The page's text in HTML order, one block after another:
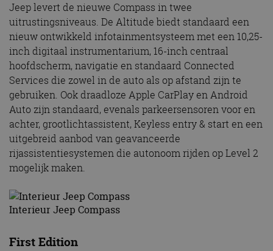
Jeep levert de nieuwe Compass in twee
uitrustingsniveaus. De Altitude biedt standaard een
nieuw ontwikkeld infotainmentsysteem met een 10,25-
inch digitaal instrumentarium, 16-inch centraal
hoofdscherm, navigatie en standaard Connected
Services die zowel in de auto als op afstand zijn te
gebruiken. Ook draadloze Apple CarPlay en Android
Auto zijn standaard, evenals parkeersensoren voor en
achter, grootlichtassistent, Keyless entry & start en een
uitgebreid aanbod van geavanceerde
rijassistentiesystemen die autonoom rijden op Level 2
mogelijk maken.
Interieur Jeep Compass
First Edition